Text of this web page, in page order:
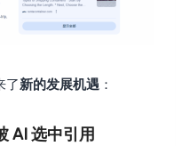
了新的发展机遇 ：
AI 选中引用